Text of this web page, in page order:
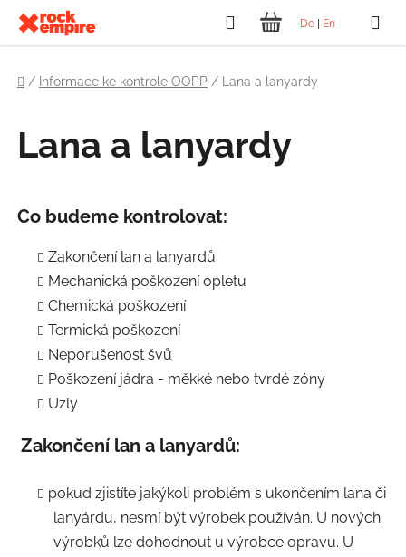
obsah
De En
Hledat
NÁKUPNÍ
KOŠÍK
Domů
/ Informace ke kontrole OOPP / Lana a lanyardy
Lana a lanyardy
Co budeme kontrolovat:
Zakončení lan a lanyardů
Mechanická poškození opletu
Chemická poškození
Termická poškození
Neporušenost švů
Poškození jádra - měkké nebo tvrdé zóny
Uzly
Zakončení lan a lanyardů:
pokud zjistíte jakýkoli problém s ukončením lana či
lanyárdu, nesmí být výrobek používán. U nových
výrobků lze dohodnout u výrobce opravu. U